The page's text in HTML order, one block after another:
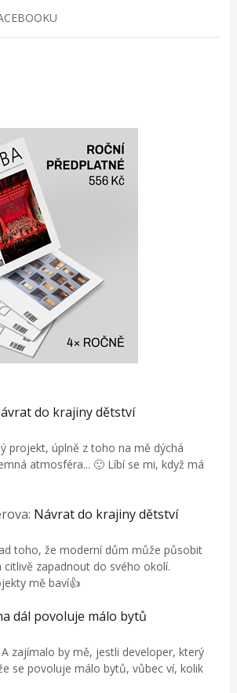
do krajiny dětství
projekt, úplně z toho na mě dýchá
atmosféra... 🙂 Líbí se mi, když má
: Návrat do krajiny dětství
toho, že moderní dům může působit
citlivě zapadnout do svého okolí.
mě baví👍
dál povoluje málo bytů
A zajímalo by mě, jestli developer, který
se povoluje málo bytů, vůbec ví, kolik